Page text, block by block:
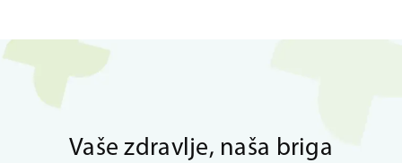
Vaše zdravlje, naša briga